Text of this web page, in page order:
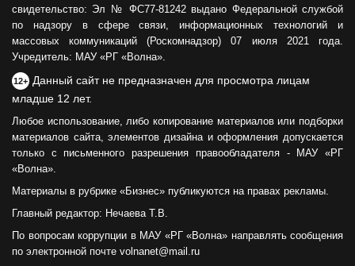
свидетельство: Эл № ФС77-81242 выдано Федеральной службой
по надзору в сфере связи, информационных технологий и
массовых коммуникаций (Роскомнадзор) 07 июля 2021 года.
Учредитель: МАУ «РГ «Волна».
12+ Данный сайт не предназначен для просмотра лицам
младше 12 лет.
Любое использование, либо копирование материалов или подборки
материалов сайта, элементов дизайна и оформления допускается
только с письменного разрешения правообладателя - МАУ «РГ
«Волна».
Материалы в рубрике «Бизнес» публикуются на правах рекламы.
Главный редактор: Нечаева Т.В.
По вопросам коррупции в МАУ «РГ «Волна» направлять сообщения
по электронной почте volnanet@mail.ru